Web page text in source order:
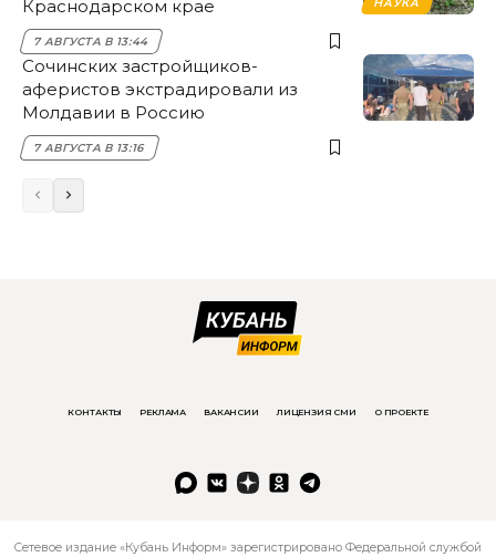
Краснодарском крае
7 АВГУСТА В 13:44
Сочинских застройщиков-
аферистов экстрадировали из
Молдавии в Россию
7 АВГУСТА В 13:16
КОНТАКТЫ РЕКЛАМА ВАКАНСИИ ЛИЦЕНЗИЯ СМИ О ПРОЕКТЕ
Сетевое издание «Кубань Информ» зарегистрировано Федеральной службой